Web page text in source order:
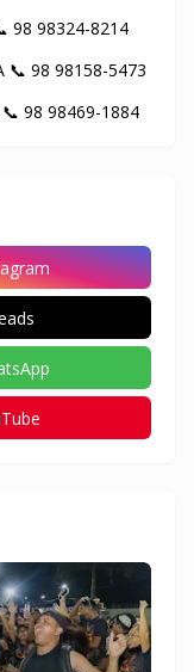
98 98324-8214
📞 98 98158-5473
98 98469-1884